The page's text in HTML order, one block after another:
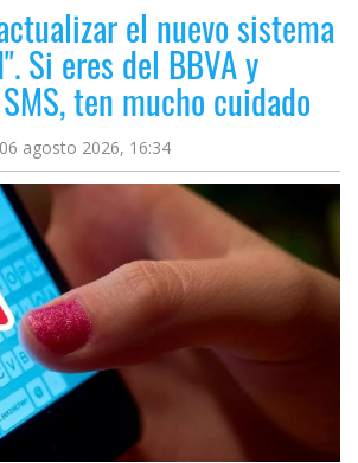
el nuevo sistema
Si eres del BBVA y
ten mucho cuidado
06 agosto 2026, 16:34